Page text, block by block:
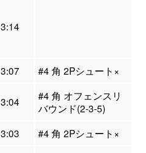
3:14
3:07 #4 角 2Pシュート×
3:04
#4 角 オフェンスリ
バウンド(2-3-5)
3:03
#4 角 2Pシュート×